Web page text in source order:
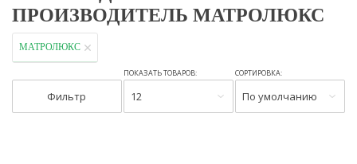
ПРОИЗВОДИТЕЛЬ МАТРОЛЮКС
МАТРОЛЮКС
Фильтр
ПОКАЗАТЬ ТОВАРОВ:
12
СОРТИРОВКА:
По умолчанию